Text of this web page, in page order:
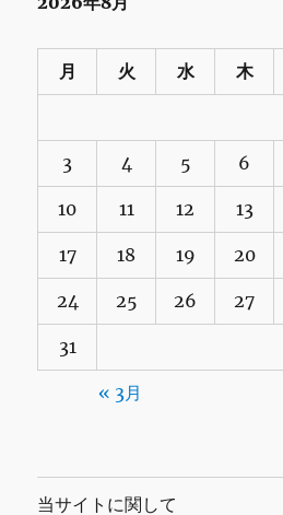
月 火 水 木
3 4 5 6
10 11 12 13
17 18 19 20
24 25 26 27
31
« 3月
当サイトに関して